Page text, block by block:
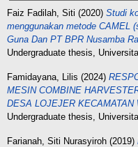
Faiz Fadilah, Siti (2020) Studi
menggunakan metode CAMEL
Guna Dan PT BPR Nusamba
Undergraduate thesis,
Famidayana, Lilis (2024)
MESIN COMBINE
DESA LOJEJER KECAMATAN
Undergraduate thesis,
Farianah, Siti Nurasyiroh (2019)